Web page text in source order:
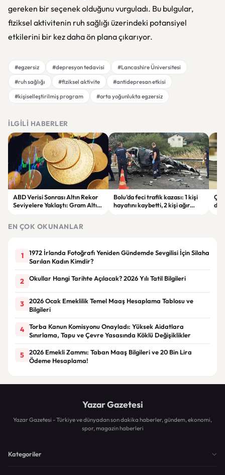
gereken bir seçenek olduğunu vurguladı. Bu bulgular,
fiziksel aktivitenin ruh sağlığı üzerindeki potansiyel
etkilerini bir kez daha ön plana çıkarıyor.
#egzersiz #depresyon tedavisi
#Lancashire Üniversitesi
#ruh sağlığı
#fiziksel aktivite
#antidepresan etkisi
#kişiselleştirilmiş program
#orta yoğunlukta egzersiz
İLGILI HABERLER
ABD Verisi Sonrası Altın Rekor
Seviyelere Yaklaştı: Gram Altın
Bolu’da feci trafik kazası: 1 kişi
hayatını kaybetti, 2 kişi ağır
EN ÇOK OKUNANLAR
1
1972 İrlanda Fotoğrafı Yeniden Gündemde Sevgilisi İçin Silaha
Sarılan Kadın Kimdir?
2 Okullar Hangi Tarihte Açılacak? 2026 Yılı Tatil Bilgileri
3
2026 Ocak Emeklilik Temel Maaş Hesaplama Tablosu ve
Bilgileri
4
Torba Kanun Komisyonu Onayladı: Yüksek Aidatlara
Sınırlama, Tapu ve Çevre Yasasında Köklü Değişiklikler
5
2026 Emekli Zammı: Taban Maaş Bilgileri ve 20 Bin Lira
Ödeme Hesaplama!
Yazar Gazetesi
Yazar Gazetesi - Türkiye ve dünyadan son dakika haberler, gündem, ekonomi,
spor, magazin haberleri
Kategoriler